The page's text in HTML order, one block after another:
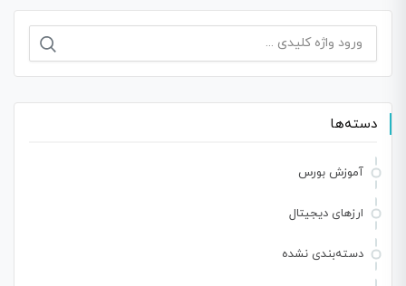
جستجو
برای:
دسته‌ها
آموزش بورس
ارزهای دیجیتال
دسته‌بندی نشده